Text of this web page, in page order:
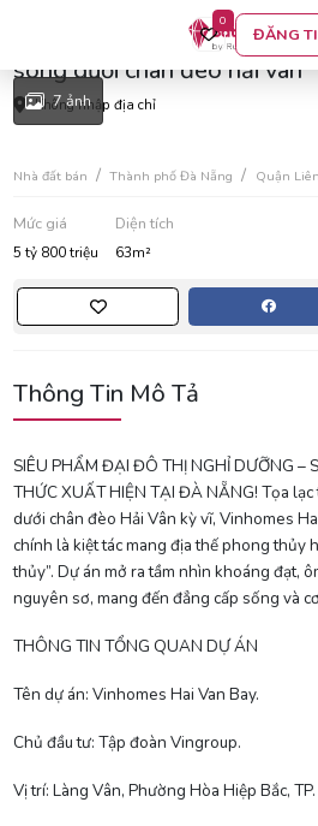
0
ĐĂNG
Nhận booking vinhomes
song dưới chân đèo hải vân
Không nhập địa chỉ
7 ảnh
Nhà đất bán Thành phố Đà Nẵng Quận
Mức giá
5 tỷ 800 triệu
Diện tích
63m²
Thông Tin Mô Tả
SIÊU PHẨM ĐẠI ĐÔ THỊ NGHỈ DƯỠNG –
THỨC XUẤT HIỆN TẠI ĐÀ NẴNG! Tọa
dưới chân đèo Hải Vân kỳ vĩ, Vinhomes
chính là kiệt tác mang địa thế phong thủy
thủy”. Dự án mở ra tầm nhìn khoáng đạt,
nguyên sơ, mang đến đẳng cấp sống và
THÔNG TIN TỔNG QUAN DỰ ÁN
Tên dự án: Vinhomes Hai Van Bay.
Chủ đầu tư: Tập đoàn Vingroup.
Vị trí: Làng Vân, Phường Hòa Hiệp Bắc,